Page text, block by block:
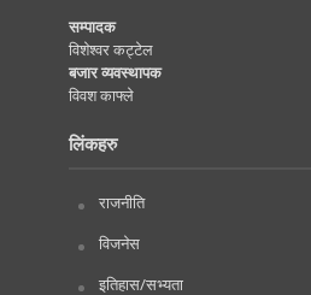
सम्पादक
विशेश्वर कट्टेल
बजार व्यवस्थापक
विवश काफ्ले
लिंकहरु
राजनीति
विजनेस
इतिहास/सभ्यता